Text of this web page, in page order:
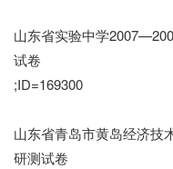
山东省实验中学
试卷
;ID=169300
山东省青岛市黄岛经济技
研测试卷